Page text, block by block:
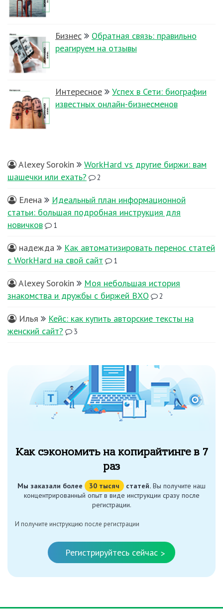
Бизнес
Обратная связь: правильно
реагируем на отзывы
Интересное
Успех в Сети: биографии
известных онлайн-бизнесменов
Alexey Sorokin
WorkHard vs другие биржи: вам
шашечки или ехать?
2
Елена
Идеальный план информационной
статьи: большая подробная инструкция для
новичков
1
надежда
Как автоматизировать перенос статей
с WorkHard на свой сайт
1
Alexey Sorokin
Моя небольшая история
знакомства и дружбы с биржей ВХО
2
Илья
Кейс: как купить авторские тексты на
женский сайт?
3
Как сэкономить на копирайтинге в 7
раз
Мы заказали более 30 тысяч статей. Вы получите наш
концентрированный опыт в виде инструкции сразу после
регистрации.
И получите инструкцию после регистрации
Регистрируйтесь сейчас >